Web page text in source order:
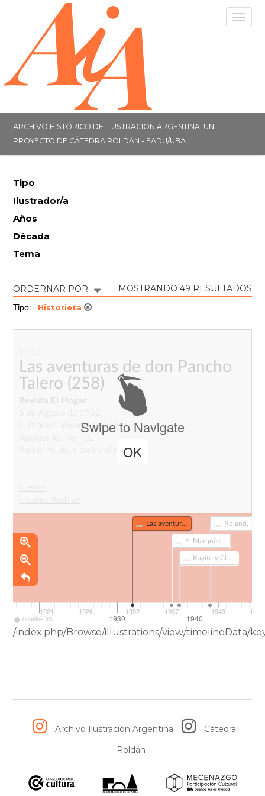
ARCHIVO HISTÓRICO DE ILUSTRACIÓN ARGENTINA. UN
PROYECTO DE CÁTEDRA ROLDÁN - FADU/UBA.
Tipo
Ilustrador/a
Años
Década
Tema
ORDERNAR POR MOSTRANDO 49 RESULTADOS
Tipo: Historieta
Las aventuras de don Pancho
Talero (258)
Revista El Hogar
Ilustración semanal argentina.
Para la mujer, la casa y el niño.
Swipe to Navigate
OK
Timeline JS
Las aventuras de don Pancho Talero (258)
El Marqués de Puerto Nuevo (547)
1920 1930 1940
1921 1926 1932 1937 1943 1948
/index.php/Browse/illustrations/view/timelineData/
Archivo Ilustración Argentina
Cátedra
Roldán